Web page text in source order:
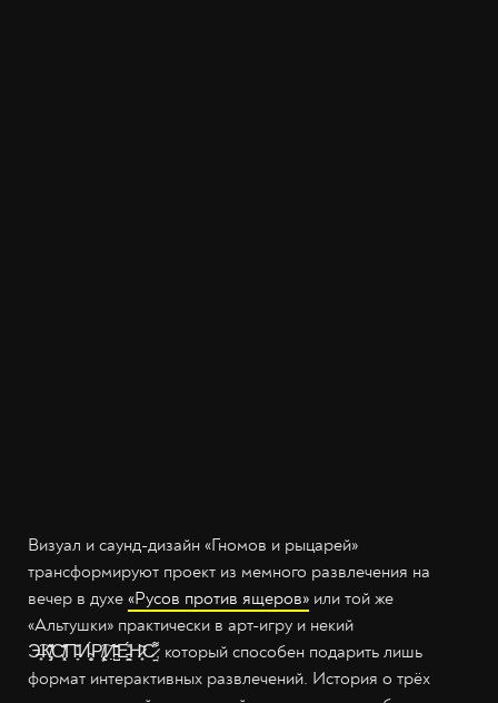
Визуал и саунд-дизайн «Гномов и рыцарей»
трансформируют проект из мемного развлечения на
вечер в духе «Русов против ящеров» или той же
«Альтушки» практически в арт-игру и некий
Э̶̟͠К̸̡̹̌̽С̸͔͓̓̆̋П̵̞̄̍̄И̴̮͎́ͅР̸̧̢̦͠И̵̣̺̣̂̂̆Е̵̭̳̎́Н̷̟͂С̷̤̱͗͌, который способен подарить лишь
формат интерактивных развлечений. История о трёх